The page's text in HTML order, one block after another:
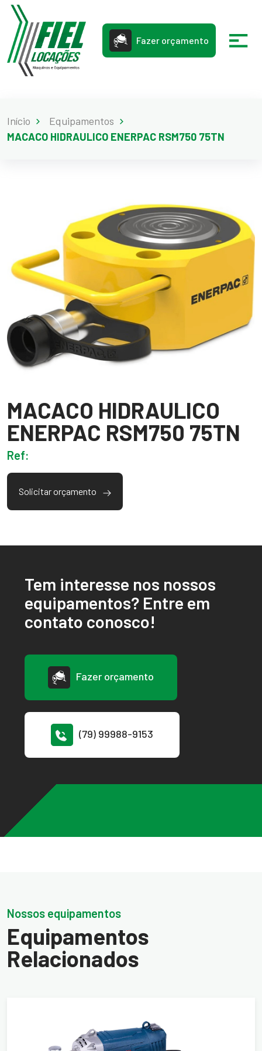
Fazer orçamento
Início
Equipamentos
MACACO HIDRAULICO ENERPAC RSM750 75TN
MACACO HIDRAULICO
ENERPAC RSM750 75TN
Ref:
Solicitar orçamento
Tem interesse nos nossos
equipamentos? Entre em
contato conosco!
Fazer orçamento
(79) 99988-9153
Nossos equipamentos
Equipamentos
Relacionados